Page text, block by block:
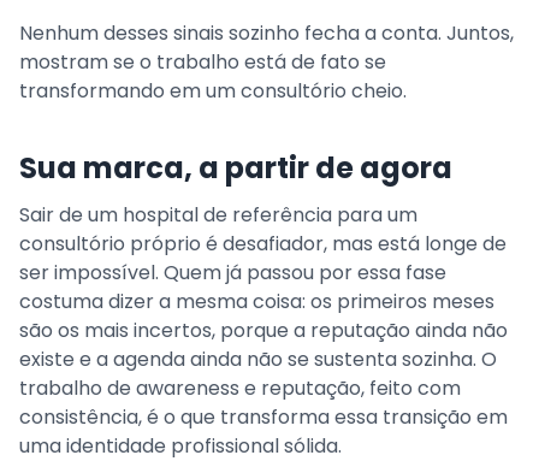
Nenhum desses sinais sozinho fecha a conta. Juntos,
mostram se o trabalho está de fato se
transformando em um consultório cheio.
Sua marca, a partir de agora
Sair de um hospital de referência para um
consultório próprio é desafiador, mas está longe de
ser impossível. Quem já passou por essa fase
costuma dizer a mesma coisa: os primeiros meses
são os mais incertos, porque a reputação ainda não
existe e a agenda ainda não se sustenta sozinha. O
trabalho de awareness e reputação, feito com
consistência, é o que transforma essa transição em
uma identidade profissional sólida.